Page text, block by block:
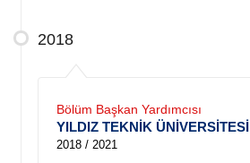
2018
Bölüm Başkan Yardımcısı
YILDIZ TEKNİK ÜNİVERSİTESİ
2018 / 2021